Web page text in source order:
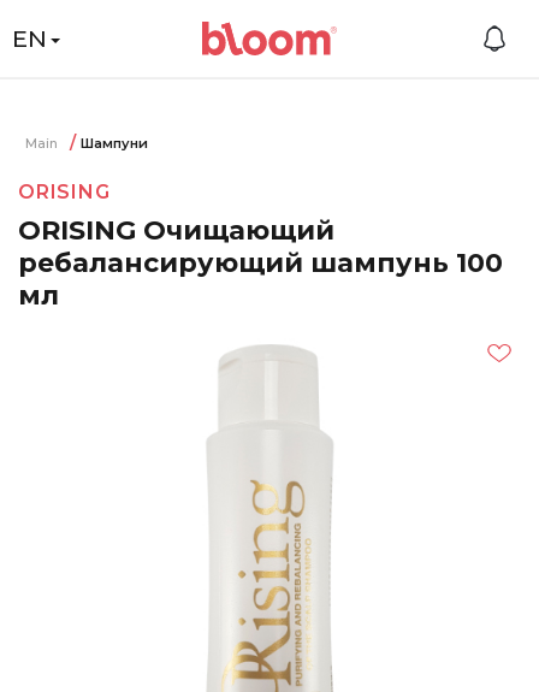
EN
Main Шампуни
ORISING
ORISING Очищающий
ребалансирующий шампунь 100
мл